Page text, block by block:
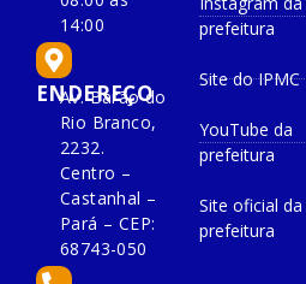
14:00
ENDEREÇO
Av. Barão do
Rio Branco,
2232.
Centro –
Castanhal –
Pará – CEP:
68743-050
prefeitura
Site do IPMC
YouTube da
prefeitura
Site oficial da
prefeitura